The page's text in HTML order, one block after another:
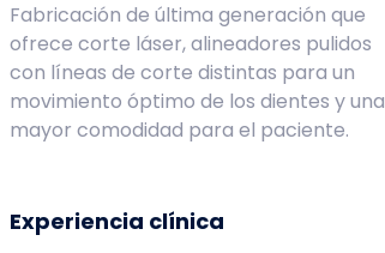
Fabricación de última generación que
ofrece corte láser, alineadores pulidos
con líneas de corte distintas para un
movimiento óptimo de los dientes y una
mayor comodidad para el paciente.
Experiencia clínica